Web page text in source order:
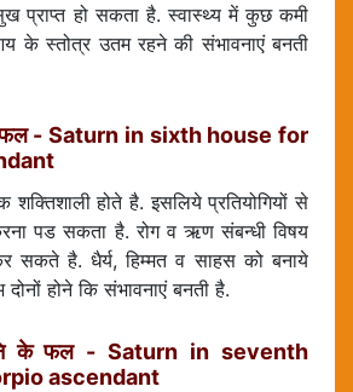
प्राप्त हो सकता है. स्वास्थ्य में कुछ कमी
के स्तोत्र उतम रहने की संभावनाएं बनती
फल - Saturn in sixth house for
होते है. इसलिये प्रतियोगियों से
पड सकता है. रोग व ऋण संबन्धी विषय
सकते है. धैर्य, हिम्मत व साहस को बनाये
होने कि संभावनाएं बनती है.
के फल - Saturn in seventh
ascendant